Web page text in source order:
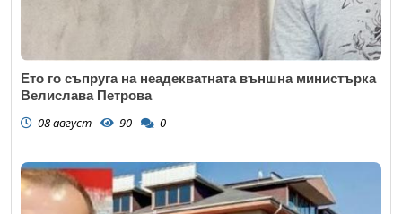
Ето го съпруга на неадекватната външна министърка
Велислава Петрова
08 август 90 0